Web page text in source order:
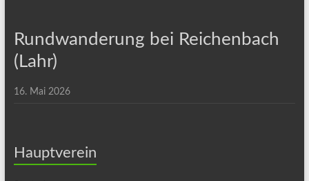
Rundwanderung bei Reichenbach
(Lahr)
16. Mai 2026
Hauptverein